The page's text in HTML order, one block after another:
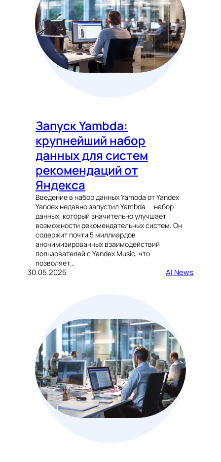
Запуск Yambda:
крупнейший набор
данных для систем
рекомендаций от
Яндекса
Введение в набор данных Yambda от Yandex
Yandex недавно запустил Yambda — набор
данных, который значительно улучшает
возможности рекомендательных систем. Он
содержит почти 5 миллиардов
анонимизированных взаимодействий
пользователей с Yandex Music, что
позволяет…
30.05.2025 AI News